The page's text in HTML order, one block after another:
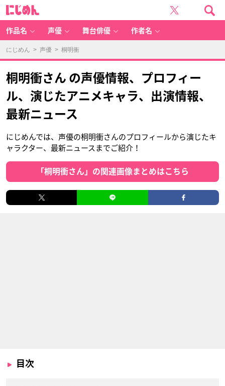
作品名 声優 舞台俳優 作者名
にじめん > 声優 > 桐明衝
桐明衝さん の声優情報、プロフィー
ル、演じたアニメキャラ、出演情報、
最新ニュース
にじめんでは、声優の桐明衝さんのプロフィールから演じたキ
ャラクター、最新ニュースまでご紹介！
「桐明衝さん」の関連画像まとめはこちら
目次